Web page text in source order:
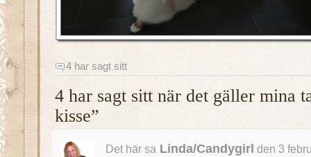
4 har sagt sitt
4 har sagt sitt när det gäller mina
kisse”
Det här sa Linda/Candygirl den 3